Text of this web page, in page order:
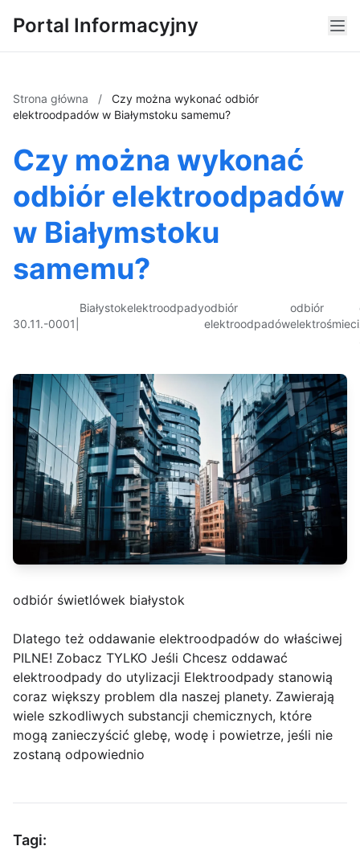
Portal Informacyjny
Strona główna /
Czy można wykonać odbiór
elektroodpadów w Białymstoku samemu?
Czy można wykonać
odbiór elektroodpadów
w Białymstoku
samemu?
30.11.-0001
Białystokelektroodpadyodbiór
elektroodpadów
odbiór
elektrośmieci
odbiór świetlówek białystok
Dlatego też oddawanie elektroodpadów do właściwej
PILNE! Zobacz TYLKO Jeśli Chcesz oddawać
elektroodpady do utylizacji Elektroodpady stanowią
coraz większy problem dla naszej planety. Zawierają
wiele szkodliwych substancji chemicznych, które
mogą zanieczyścić glebę, wodę i powietrze, jeśli nie
zostaną odpowiednio
Tagi: